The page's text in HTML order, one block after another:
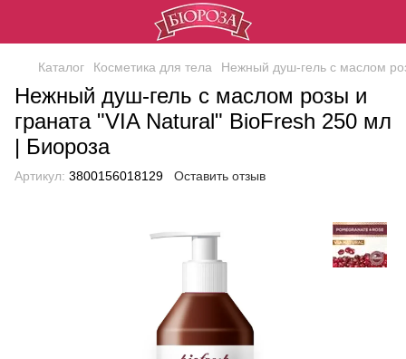
Каталог Косметика для тела Нежный душ-гель с маслом
Нежный душ-гель с маслом розы и
граната "VIA Natural" BioFresh 250 мл
| Биороза
Артикул: 3800156018129 Оставить отзыв